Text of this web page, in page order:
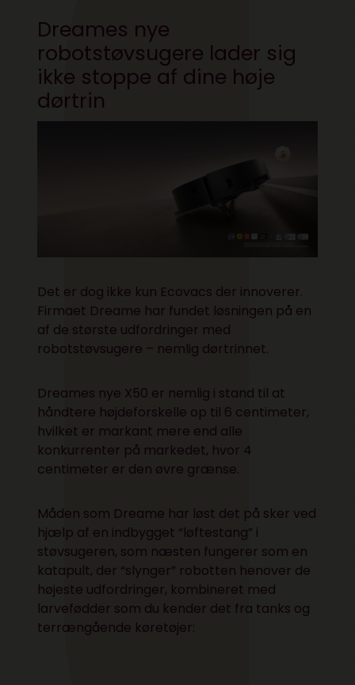
Dreames nye
robotstøvsugere lader sig
ikke stoppe af dine høje
dørtrin
Det er dog ikke kun Ecovacs der innoverer.
Firmaet Dreame har fundet løsningen på en
af de største udfordringer med
robotstøvsugere – nemlig dørtrinnet.
Dreames nye X50 er nemlig i stand til at
håndtere højdeforskelle op til 6 centimeter,
hvilket er markant mere end alle
konkurrenter på markedet, hvor 4
centimeter er den øvre grænse.
Måden som Dreame har løst det på sker ved
hjælp af en indbygget “løftestang” i
støvsugeren, som næsten fungerer som en
katapult, der “slynger” robotten henover de
højeste udfordringer, kombineret med
larvefødder som du kender det fra tanks og
terrængående køretøjer: